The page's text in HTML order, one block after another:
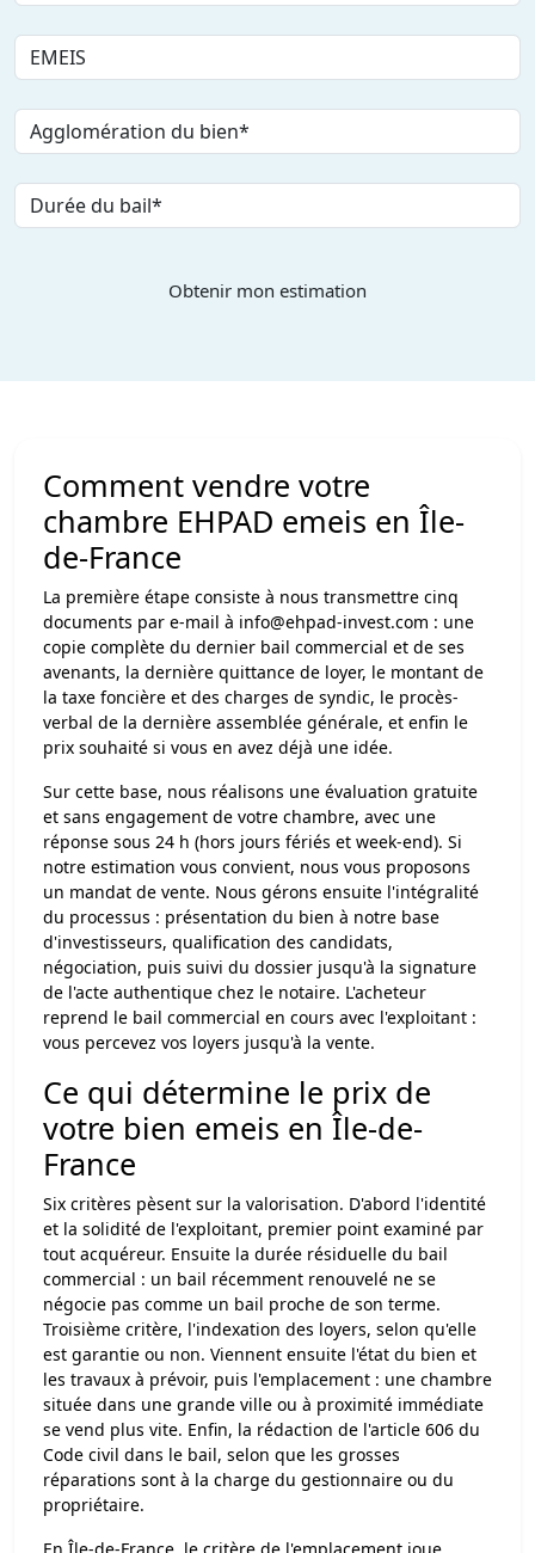
Obtenir mon estimation
Comment vendre votre
chambre EHPAD emeis en Île-
de-France
La première étape consiste à nous transmettre cinq
documents par e-mail à info@ehpad-invest.com : une
copie complète du dernier bail commercial et de ses
avenants, la dernière quittance de loyer, le montant de
la taxe foncière et des charges de syndic, le procès-
verbal de la dernière assemblée générale, et enfin le
prix souhaité si vous en avez déjà une idée.
Sur cette base, nous réalisons une évaluation gratuite
et sans engagement de votre chambre, avec une
réponse sous 24 h (hors jours fériés et week-end). Si
notre estimation vous convient, nous vous proposons
un mandat de vente. Nous gérons ensuite l'intégralité
du processus : présentation du bien à notre base
d'investisseurs, qualification des candidats,
négociation, puis suivi du dossier jusqu'à la signature
de l'acte authentique chez le notaire. L'acheteur
reprend le bail commercial en cours avec l'exploitant :
vous percevez vos loyers jusqu'à la vente.
Ce qui détermine le prix de
votre bien emeis en Île-de-
France
Six critères pèsent sur la valorisation. D'abord l'identité
et la solidité de l'exploitant, premier point examiné par
tout acquéreur. Ensuite la durée résiduelle du bail
commercial : un bail récemment renouvelé ne se
négocie pas comme un bail proche de son terme.
Troisième critère, l'indexation des loyers, selon qu'elle
est garantie ou non. Viennent ensuite l'état du bien et
les travaux à prévoir, puis l'emplacement : une chambre
située dans une grande ville ou à proximité immédiate
se vend plus vite. Enfin, la rédaction de l'article 606 du
Code civil dans le bail, selon que les grosses
réparations sont à la charge du gestionnaire ou du
propriétaire.